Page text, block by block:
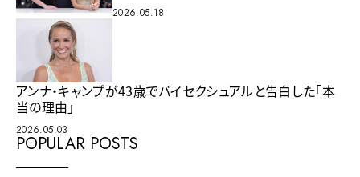
2026.05.18
アンナ・キャンプが43歳でバイセクシュアルと告白した「本
当の理由」
2026.05.03
POPULAR POSTS